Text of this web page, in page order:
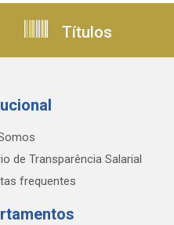
Títulos
de Transparência Salarial
frequentes